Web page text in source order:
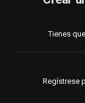
Tienes
Regístrese